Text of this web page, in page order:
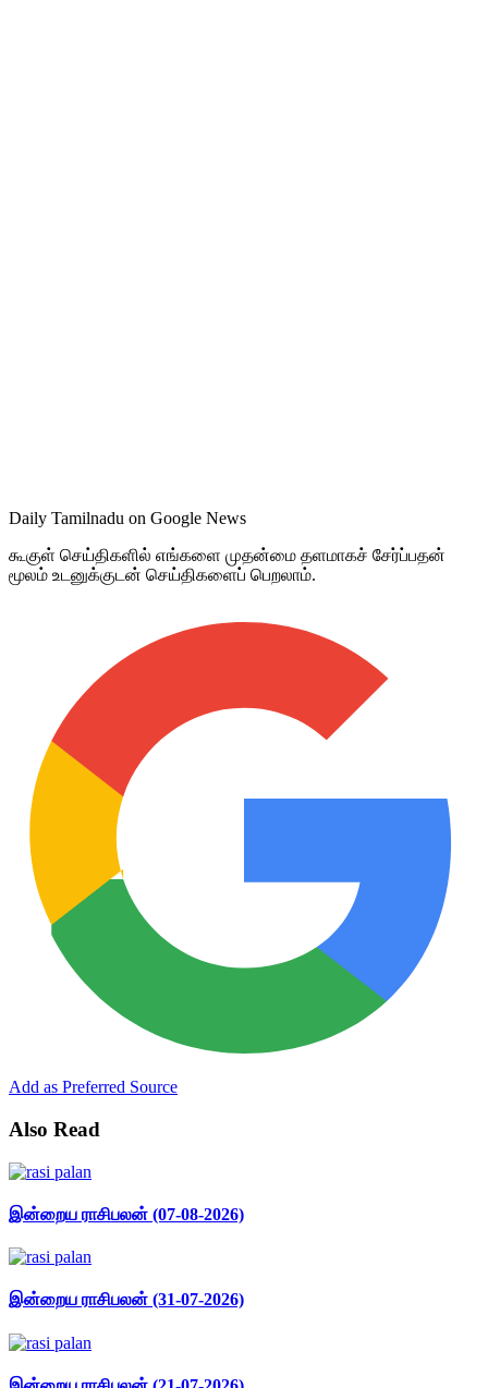
Daily Tamilnadu on Google News
கூகுள் செய்திகளில் எங்களை முதன்மை தளமாகச் சேர்ப்பதன்
மூலம் உடனுக்குடன் செய்திகளைப் பெறலாம்.
Add as Preferred Source
Also Read
இன்றைய ராசிபலன் (07-08-2026)
இன்றைய ராசிபலன் (31-07-2026)